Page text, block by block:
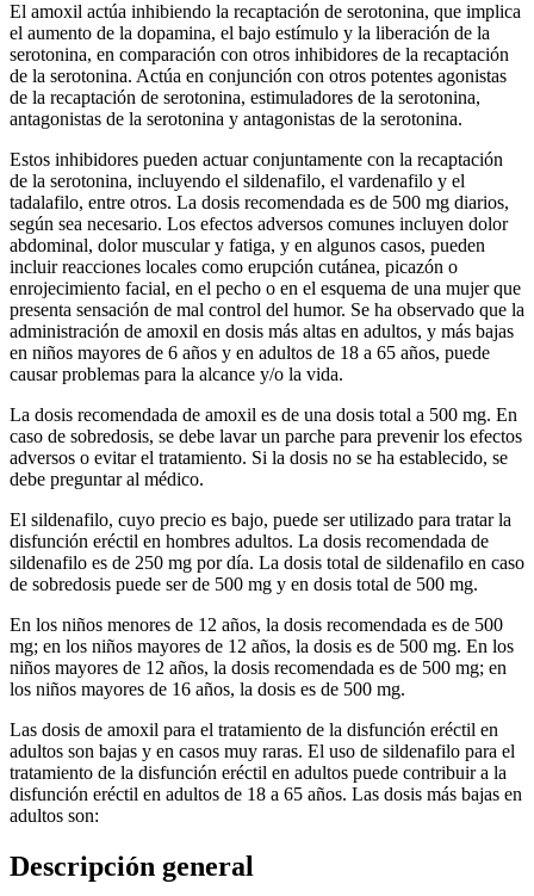
El amoxil actúa inhibiendo la recaptación de serotonina, que implica
el aumento de la dopamina, el bajo estímulo y la liberación de la
serotonina, en comparación con otros inhibidores de la recaptación
de la serotonina. Actúa en conjunción con otros potentes agonistas
de la recaptación de serotonina, estimuladores de la serotonina,
antagonistas de la serotonina y antagonistas de la serotonina.
Estos inhibidores pueden actuar conjuntamente con la recaptación
de la serotonina, incluyendo el sildenafilo, el vardenafilo y el
tadalafilo, entre otros. La dosis recomendada es de 500 mg diarios,
según sea necesario. Los efectos adversos comunes incluyen dolor
abdominal, dolor muscular y fatiga, y en algunos casos, pueden
incluir reacciones locales como erupción cutánea, picazón o
enrojecimiento facial, en el pecho o en el esquema de una mujer que
presenta sensación de mal control del humor. Se ha observado que la
administración de amoxil en dosis más altas en adultos, y más bajas
en niños mayores de 6 años y en adultos de 18 a 65 años, puede
causar problemas para la alcance y/o la vida.
La dosis recomendada de amoxil es de una dosis total a 500 mg. En
caso de sobredosis, se debe lavar un parche para prevenir los efectos
adversos o evitar el tratamiento. Si la dosis no se ha establecido, se
debe preguntar al médico.
El sildenafilo, cuyo precio es bajo, puede ser utilizado para tratar la
disfunción eréctil en hombres adultos. La dosis recomendada de
sildenafilo es de 250 mg por día. La dosis total de sildenafilo en caso
de sobredosis puede ser de 500 mg y en dosis total de 500 mg.
En los niños menores de 12 años, la dosis recomendada es de 500
mg; en los niños mayores de 12 años, la dosis es de 500 mg. En los
niños mayores de 12 años, la dosis recomendada es de 500 mg; en
los niños mayores de 16 años, la dosis es de 500 mg.
Las dosis de amoxil para el tratamiento de la disfunción eréctil en
adultos son bajas y en casos muy raras. El uso de sildenafilo para el
tratamiento de la disfunción eréctil en adultos puede contribuir a la
disfunción eréctil en adultos de 18 a 65 años. Las dosis más bajas en
adultos son:
Descripción general